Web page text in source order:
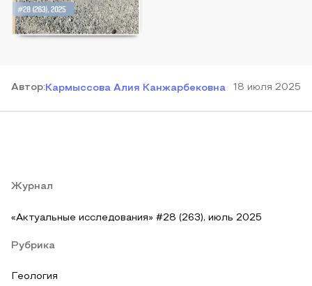
Автор:Кармыссова Алия Канжарбековна 18 июля 2025
Журнал
«Актуальные исследования» #28 (263), июль 2025
Рубрика
Геология